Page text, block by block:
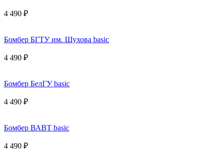
4 490 ₽
Бомбер БГТУ им. Шухова basic
4 490 ₽
Бомбер БелГУ basic
4 490 ₽
Бомбер ВАВТ basic
4 490 ₽